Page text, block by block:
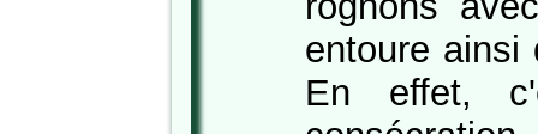
entoure ainsi
En effet,